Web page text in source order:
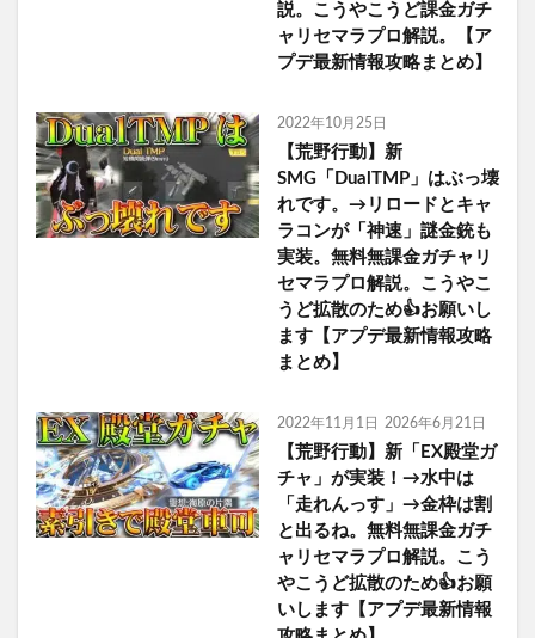
説。こうやこうど課金ガチ
ャリセマラプロ解説。【ア
プデ最新情報攻略まとめ】
2022年10月25日
【荒野行動】新
SMG「DualTMP」はぶっ壊
れです。→リロードとキャ
ラコンが「神速」謎金銃も
実装。無料無課金ガチャリ
セマラプロ解説。こうやこ
うど拡散のため👍お願いし
ます【アプデ最新情報攻略
まとめ】
2022年11月1日 2026年6月21日
【荒野行動】新「EX殿堂ガ
チャ」が実装！→水中は
「走れんっす」→金枠は割
と出るね。無料無課金ガチ
ャリセマラプロ解説。こう
やこうど拡散のため👍お願
いします【アプデ最新情報